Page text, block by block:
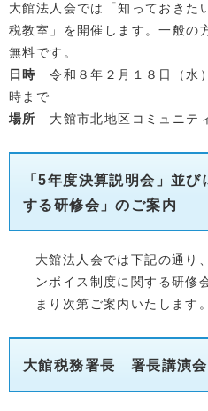
大館法人会では「知っておきた
税教室」を開催します。一般の
無料です。
日時
令和８年２月１８日（水
時まで
場所
大館市北地区コミュニ
「5年度決算説明会」並
する研修会」のご案内
大館法人会では下記の通り
ンボイス制度に関する研修
まり次第ご案内いたします。
大館税務署長 署長講演会